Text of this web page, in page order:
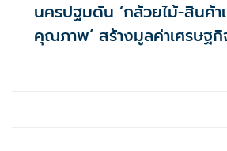
นครปฐมดัน ‘กล้วยไม้-สินค้า
คุณภาพ’ สร้างมูลค่าเศรษฐ